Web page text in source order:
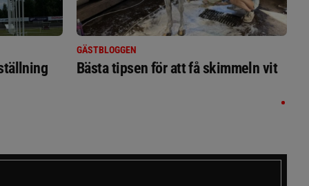
GÄSTBLOGGEN
Bästa tipsen för att få skimmeln vit